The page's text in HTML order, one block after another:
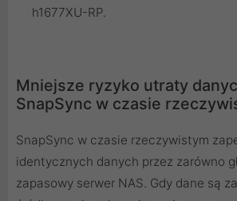
h1677XU-RP.
Mniejsze ryzyko utraty
SnapSync w czasie
SnapSync w czasie rzeczywistym
identycznych danych przez zarówno
zapasowy serwer NAS. Gdy dane są